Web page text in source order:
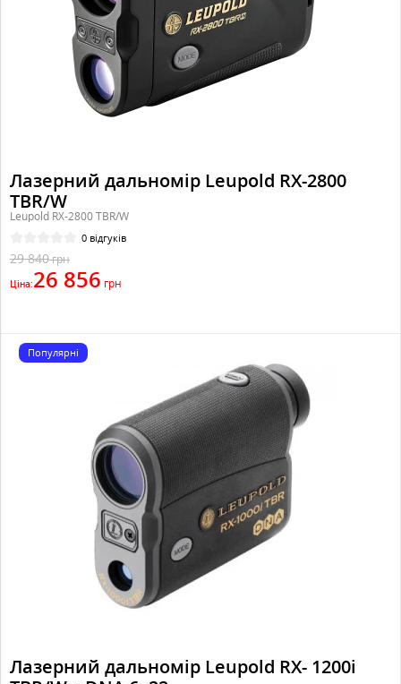
Лазерний дальномір Leupold RX-2800
TBR/W
Leupold RX-2800 TBR/W
0 відгуків
29 840грн
Ціна:26 856 грн
Популярні
Лазерний дальномір Leupold RX- 1200i